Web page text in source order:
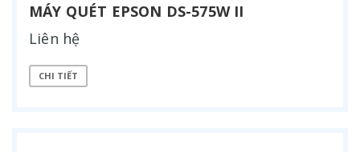
MÁY QUÉT EPSON DS-575W II
Liên hệ
CHI TIẾT